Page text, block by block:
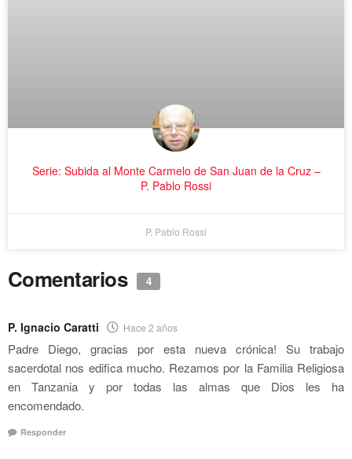
Serie: Subida al Monte Carmelo de San Juan de la Cruz –
P. Pablo Rossi
P. Pablo Rossi
Comentarios 4
P. Ignacio Caratti Hace 2 años
Padre Diego, gracias por esta nueva crónica! Su trabajo
sacerdotal nos edifica mucho. Rezamos por la Familia Religiosa
en Tanzania y por todas las almas que Dios les ha
encomendado.
Responder